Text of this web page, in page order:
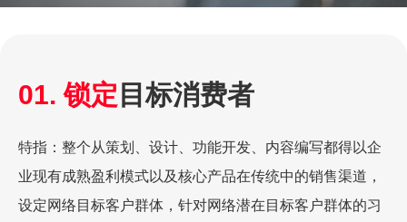
01. 锁定 目标消费者
特指：整个从策划、设计、功能开发、内容编写都得以企
业现有成熟盈利模式以及核心产品在传统中的销售渠道，
设定网络目标客户群体，针对网络潜在目标客户群体的习